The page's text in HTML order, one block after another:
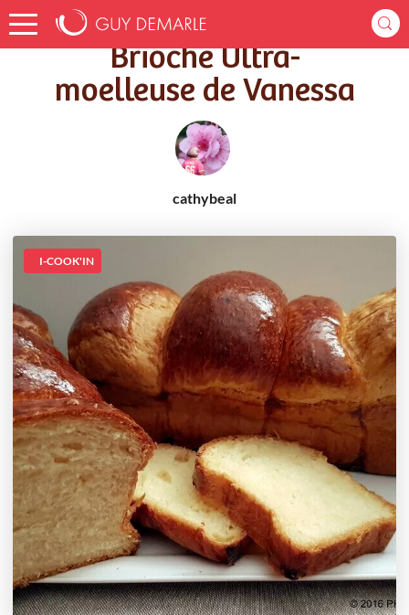
Accueil Recettes Brioche Ultra-moelleuse de Vanessa
Brioche Ultra-
moelleuse de Vanessa
cathybeal
I-COOK'IN